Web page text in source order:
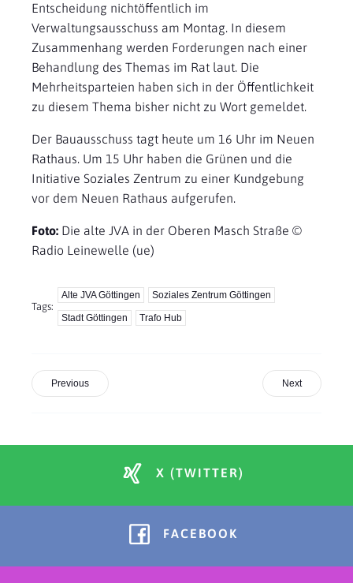
Entscheidung nichtöffentlich im
Verwaltungsausschuss am Montag. In diesem
Zusammenhang werden Forderungen nach einer
Behandlung des Themas im Rat laut. Die
Mehrheitsparteien haben sich in der Öffentlichkeit
zu diesem Thema bisher nicht zu Wort gemeldet.
Der Bauausschuss tagt heute um 16 Uhr im Neuen
Rathaus. Um 15 Uhr haben die Grünen und die
Initiative Soziales Zentrum zu einer Kundgebung
vor dem Neuen Rathaus aufgerufen.
Foto: Die alte JVA in der Oberen Masch Straße ©
Radio Leinewelle (ue)
Tags:
Alte JVA Göttingen Soziales Zentrum Göttingen
Stadt Göttingen Trafo Hub
Previous Next
X (TWITTER)
FACEBOOK